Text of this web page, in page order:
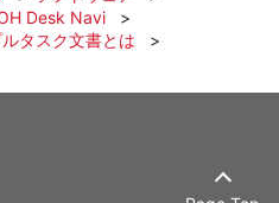
Desk Navi
タスク文書とは